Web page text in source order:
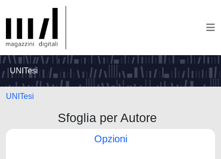
UNITesi
UNITesi
Sfoglia per Autore
Opzioni